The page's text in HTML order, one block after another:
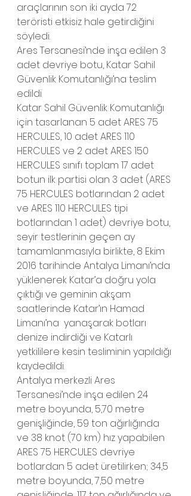
araçlarının son iki ayda 72
teröristi etkisiz hale getirdiğini
söyledi.
Ares Tersanesi’nde inşa edilen 3
adet devriye botu, Katar Sahil
Güvenlik Komutanlığı’na teslim
edildi
Katar Sahil Güvenlik Komutanlığı
için tasarlanan 5 adet ARES 75
HERCULES, 10 adet ARES 110
HERCULES ve 2 adet ARES 150
HERCULES sınıfı toplam 17 adet
botun ilk partisi olan 3 adet (ARES
75 HERCULES botlarından 2 adet
ve ARES 110 HERCULES tipi
botlarından 1 adet) devriye botu,
seyir testlerinin geçen ay
tamamlanmasıyla birlikte, 8 Ekim
2016 tarihinde Antalya Limanı’nda
yüklenerek Katar’a doğru yola
çıktığı ve geminin akşam
saatlerinde Katar’ın Hamad
Limanı’na  yanaşarak botları
denize indirdiği ve Katarlı
yetkililere kesin tesliminin yapıldığı
kaydedildi.
Antalya merkezli Ares
Tersanesi’nde inşa edilen 24
metre boyunda, 5,70 metre
genişliğinde, 59 ton ağırlığında
ve 38 knot (70 km) hız yapabilen
ARES 75 HERCULES devriye
botlardan 5 adet üretilirken; 34,5
metre boyunda, 7,50 metre